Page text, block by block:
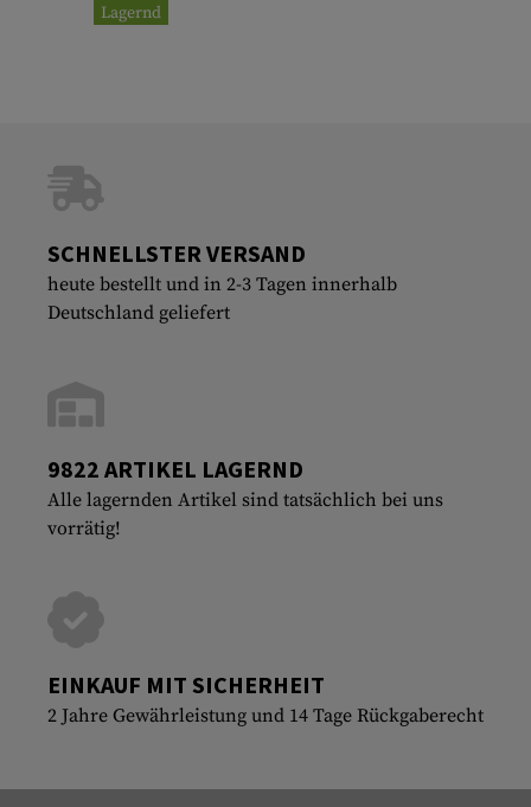
Lagernd
SCHNELLSTER VERSAND
heute bestellt und in 2-3 Tagen innerhalb
Deutschland geliefert
9822 ARTIKEL LAGERND
Alle lagernden Artikel sind tatsächlich bei uns
vorrätig!
EINKAUF MIT SICHERHEIT
2 Jahre Gewährleistung und 14 Tage Rückgaberecht